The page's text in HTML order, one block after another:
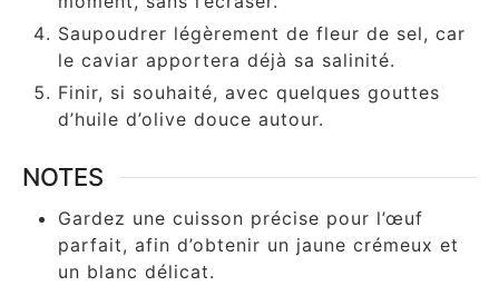
Saupoudrer légèrement de fleur de sel, car
le caviar apportera déjà sa salinité.
Finir, si souhaité, avec quelques gouttes
d’huile d’olive douce autour.
NOTES
Gardez une cuisson précise pour l’œuf
parfait, afin d’obtenir un jaune crémeux et
un blanc délicat.